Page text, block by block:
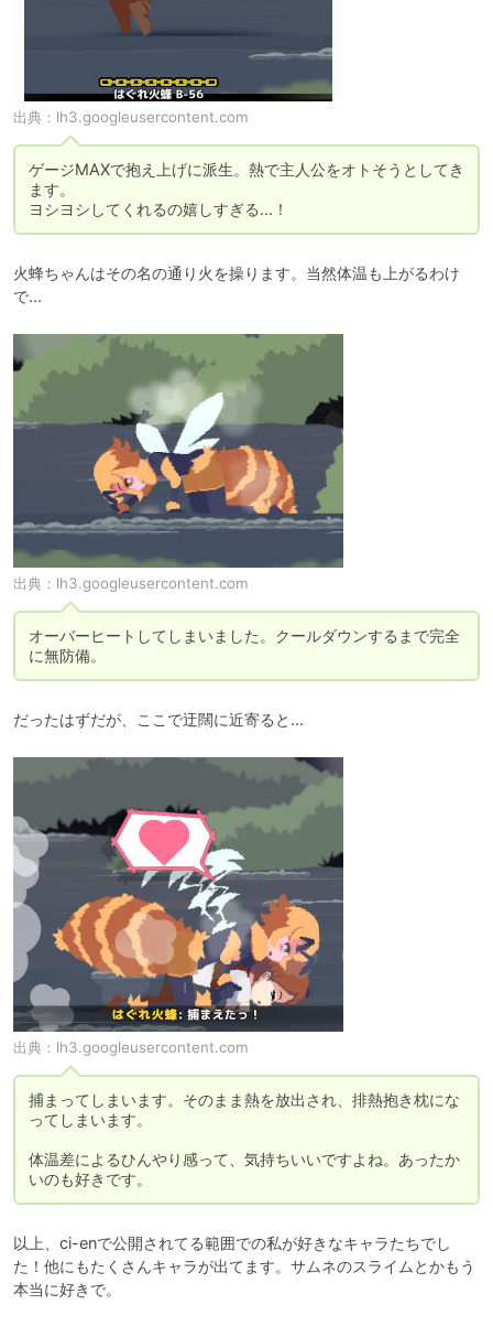
出典： lh3.googleusercontent.com
ゲージMAXで抱え上げに派生。熱で主人公をオトそうとしてき
ます。
ヨシヨシしてくれるの嬉しすぎる...！
火蜂ちゃんはその名の通り火を操ります。当然体温も上がるわけ
で...
出典： lh3.googleusercontent.com
オーバーヒートしてしまいました。クールダウンするまで完全
に無防備。
だったはずだが、ここで迂闊に近寄ると...
出典： lh3.googleusercontent.com
捕まってしまいます。そのまま熱を放出され、排熱抱き枕にな
ってしまいます。
体温差によるひんやり感って、気持ちいいですよね。あったか
いのも好きです。
以上、ci-enで公開されてる範囲での私が好きなキャラたちでし
た！他にもたくさんキャラが出てます。サムネのスライムとかもう
本当に好きで。